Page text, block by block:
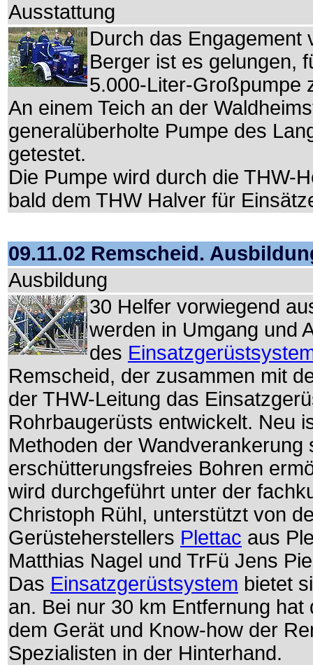
Ausstattung
Durch das Engagement
Berger ist es gelungen,
5.000-Liter-Großpumpe
An einem Teich an der
generalüberholte Pumpe des
getestet.
Die Pumpe wird durch die THW-
bald dem THW Halver für
09.11.02 Remscheid.
Ausbildung
30 Helfer vorwiegend
werden in Umgang und
des
Remscheid, der zusammen mit
der THW-Leitung das
Rohrbaugerüsts entwickelt. Neu
Methoden der
erschütterungsfreies Bohren
wird durchgeführt unter der
Christoph Rühl, unterstützt von
Gerüsteherstellers Plettac aus
Matthias Nagel und TrFü Jens
Das Einsatzgerüstsystem bietet
an. Bei nur 30 km Entfernung
dem Gerät und Know-how der
Spezialisten in der Hinterhand.